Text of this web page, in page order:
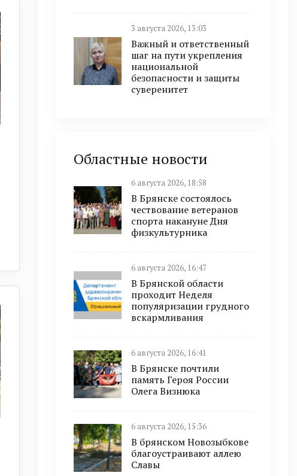
3 августа 2026, 13:03
Важный и ответственный
шаг на пути укрепления
национальной
безопасности и защиты
суверенитет
Областные новости
6 августа 2026, 18:58
В Брянске состоялось
чествование ветеранов
спорта накануне Дня
физкультурника
6 августа 2026, 16:47
В Брянской области
проходит Неделя
популяризации грудного
вскармливания
6 августа 2026, 16:41
В Брянске почтили
память Героя России
Олега Визнюка
6 августа 2026, 15:36
В брянском Новозыбкове
благоустраивают аллею
Славы